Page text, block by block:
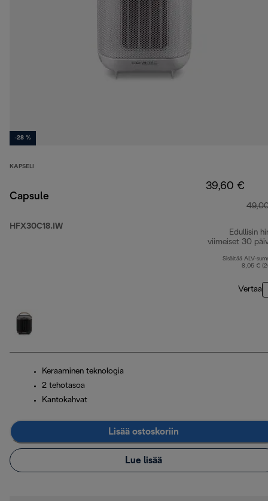
-28 %
KAPSELI
Capsule
HFX30C18.IW
39,60 €
Edullisin
viimeiset 30
Sisältää ALV-
8,05 €
Vertaa
Keraaminen teknologia
2 tehotasoa
Kantokahvat
Lisää ostoskoriin
Lue lisää